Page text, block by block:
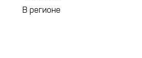
В регионе